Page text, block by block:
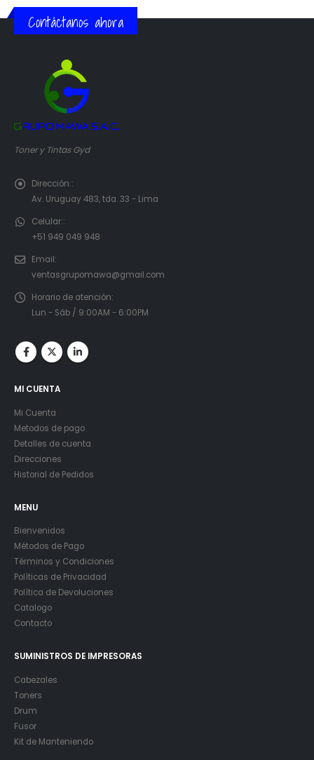
Contáctanos ahora
Toner y Tintas Gyd
Dirección::
Av. Uruguay 483, tda. 33 - Lima
Celular::
+51 949 049 948
Email:
ventasgrupomawa@gmail.com
Horario de atención:
Lun - Sáb / 9:00AM - 6:00PM
MI CUENTA
Mi Cuenta
Metodos de pago
Detalles de cuenta
Direcciones
Historial de Pedidos
MENU
Bienvenidos
Métodos de Pago
Términos y Condiciones
Políticas de Privacidad
Política de Devoluciones
Catalogo
Contacto
SUMINISTROS DE IMPRESORAS
Cabezales
Toners
Drum
Fusor
Kit de Manteniendo